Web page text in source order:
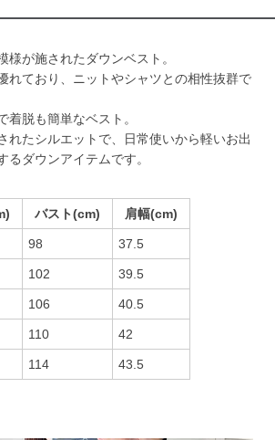
様が施されたダウンベスト。
れており、ニットやシャツとの相性抜群で
着脱も簡単なベスト。
れたシルエットで、日常使いから軽いお出
るダウンアイテムです。
バスト(cm) 肩幅(cm)
98 37.5
102 39.5
106 40.5
110 42
114 43.5